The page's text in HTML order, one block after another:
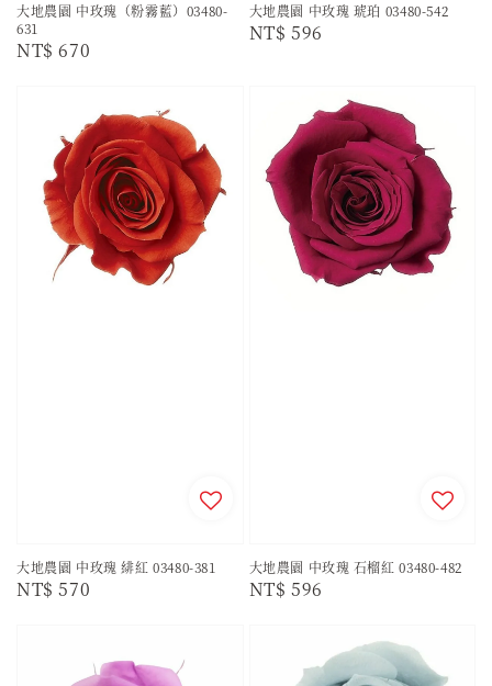
大地農園 中玫瑰（粉霧藍）03480-
631
Regular
NT$ 670
大地農園 中玫瑰 琥珀 03480-542
Regular
NT$ 596
大地農園 中玫瑰 緋紅 03480-381
Regular
NT$ 570
大地農園 中玫瑰 石榴紅 03480-482
Regular
NT$ 596